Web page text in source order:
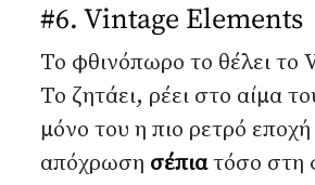
#6. Vintage Elements
Το φθινόπωρο το θέλει το
Το ζητάει, ρέει στο αίμα
μόνο του η πιο ρετρό
απόχρωση σέπιατόσο στη